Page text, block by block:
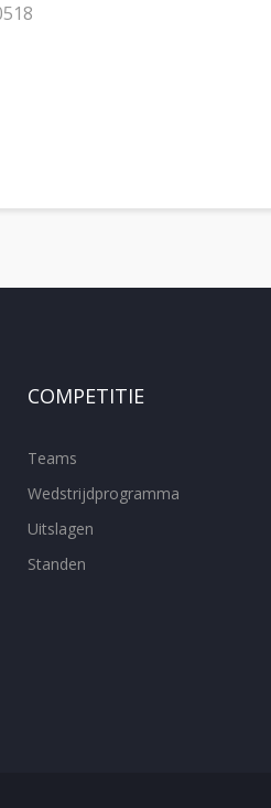
COMPETITIE
Teams
Wedstrijdprogramma
Uitslagen
Standen